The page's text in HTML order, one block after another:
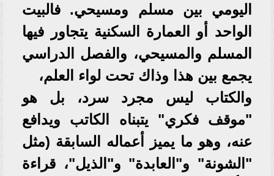
اليومي بين مسلم ومسيحي. فالبيت
الواحد أو العمارة السكنية يتجاور فيها
المسلم والمسيحي، والفصل الدراسي
يجمع بين هذا وذاك تحت لواء العلم،
والكتاب ليس مجرد سرد، بل هو
"موقف فكري" يتبناه الكاتب ويدافع
عنه، وهو ما يميز أعماله السابقة (مثل
"الشونة" و"العابدة" و"الذيل"، قراءة